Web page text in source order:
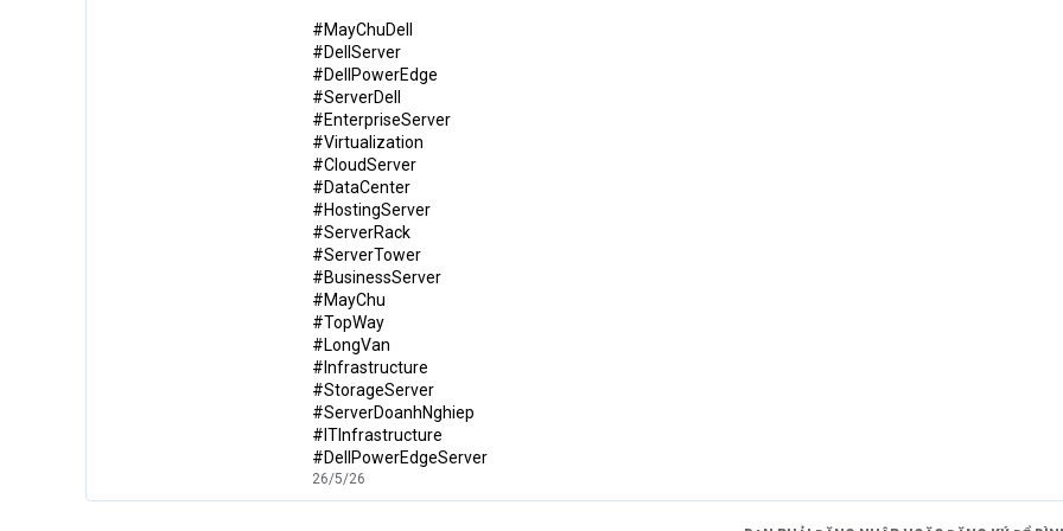
#MayChuDell
#DellServer
#DellPowerEdge
#ServerDell
#EnterpriseServer
#Virtualization
#CloudServer
#DataCenter
#HostingServer
#ServerRack
#ServerTower
#BusinessServer
#MayChu
#TopWay
#LongVan
#Infrastructure
#StorageServer
#ServerDoanhNghiep
#ITInfrastructure
#DellPowerEdgeServer
26/5/26